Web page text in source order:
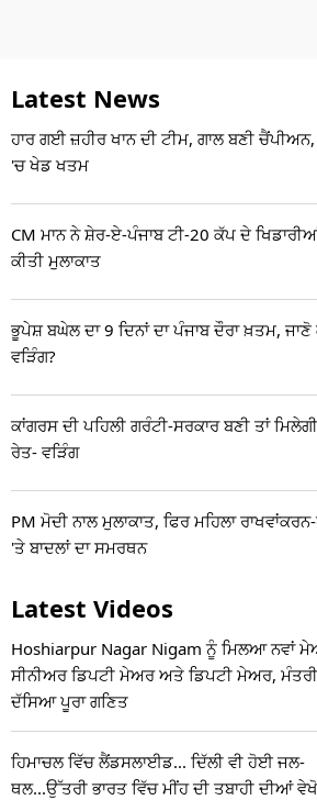
Latest News
ਹਾਰ ਗਈ ਜ਼ਹੀਰ ਖਾਨ ਦੀ ਟੀਮ, ਗਾਲ ਬਣੀ
'ਚ ਖੇਡ ਖਤਮ
CM ਮਾਨ ਨੇ ਸ਼ੇਰ-ਏ-ਪੰਜਾਬ ਟੀ-20 ਕੱਪ ਦੇ
ਕੀਤੀ ਮੁਲਾਕਾਤ
ਭੂਪੇਸ਼ ਬਘੇਲ ਦਾ 9 ਦਿਨਾਂ ਦਾ ਪੰਜਾਬ ਦੌਰਾ ਖ਼ਤਮ, ਜਾਣੋ
ਵੜਿੰਗ?
ਕਾਂਗਰਸ ਦੀ ਪਹਿਲੀ ਗਰੰਟੀ-ਸਰਕਾਰ ਬਣੀ ਤਾਂ
ਰੇਤ- ਵੜਿੰਗ
PM ਮੋਦੀ ਨਾਲ ਮੁਲਾਕਾਤ, ਫਿਰ ਮਹਿਲਾ
'ਤੇ ਬਾਦਲਾਂ ਦਾ ਸਮਰਥਨ
Latest Videos
Hoshiarpur Nagar Nigam ਨੂੰ ਮਿਲਆ ਨਵਾਂ
ਸੀਨੀਅਰ ਡਿਪਟੀ ਮੇਅਰ ਅਤੇ ਡਿਪਟੀ ਮੇਅਰ,
ਦੱਸਿਆ ਪੂਰਾ ਗਣਿਤ
ਹਿਮਾਚਲ ਵਿੱਚ ਲੈਂਡਸਲਾਈਡ... ਦਿੱਲੀ ਵੀ ਹੋਈ ਜਲ-
ਥਲ...ਉੱਤਰੀ ਭਾਰਤ ਵਿੱਚ ਮੀਂਹ ਦੀ ਤਬਾਹੀ ਦੀਆਂ ਵੇਖੋ